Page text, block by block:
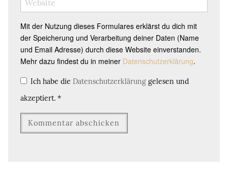
Mit der Nutzung dieses Formulares erklärst du dich mit
der Speicherung und Verarbeitung deiner Daten (Name
und Email Adresse) durch diese Website einverstanden.
Mehr dazu findest du in meiner Datenschutzerklärung.
Ich habe die Datenschutzerklärung gelesen und
akzeptiert. *